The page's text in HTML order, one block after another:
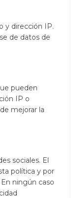
y dirección IP.
de datos de
pueden
IP o
mejorar la
sociales. El
política y por
ningún caso